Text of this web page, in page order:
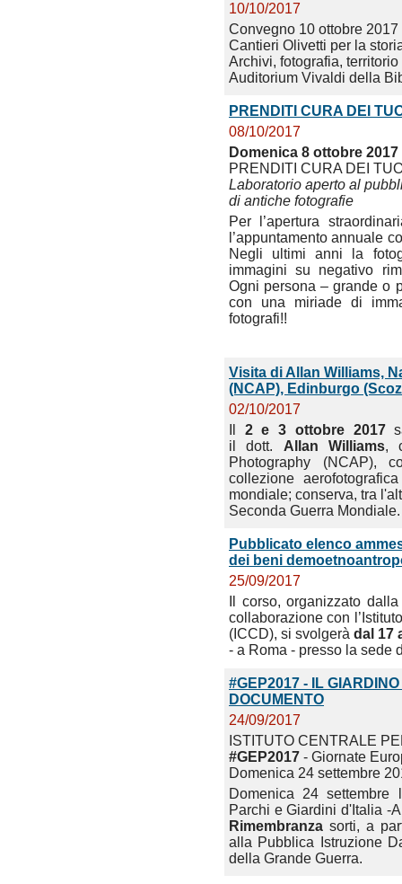
10/10/2017
Convegno 10 ottobre 2017
Cantieri Olivetti per la
Archivi, fotografia, territorio
Auditorium Vivaldi della
PRENDITI CURA DEI
08/10/2017
Domenica 8 ottobre
PRENDITI CURA DEI
Laboratorio aperto al
di antiche fotografie
Per l’apertura
l’appuntamento annuale
Negli ultimi anni la
immagini su negativo
Ogni persona – grande o
con una miriade di
fotografi!!
Visita di Allan Williams,
(NCAP), Edinburgo
02/10/2017
2 e 3 ottobre 2017
il dott. Allan Williams,
Photography (NCAP),
collezione
mondiale; conserva, tra
Seconda Guerra Mondiale.
Pubblicato elenco
dei beni
25/09/2017
Il corso, organizzato
collaborazione con
(ICCD), si svolgeràdal 17
- a Roma - presso la sede
#GEP2017 - IL
DOCUMENTO
24/09/2017
ISTITUTO CENTRALE
#GEP2017 - Giornate
Domenica 24 settembre
Domenica 24 settembre
Parchi e Giardini d'Italia -
Rimembranzasorti, a
alla Pubblica Istruzione
della Grande Guerra.